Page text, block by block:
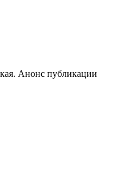
Анонс публикации